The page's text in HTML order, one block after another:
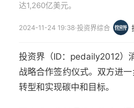
达1,260亿美元。
2024-11-24 19:38·投资界综合
投资界（ID：pedaily2012）
战略合作签约仪式。双方进
转型和实现碳中和目标。